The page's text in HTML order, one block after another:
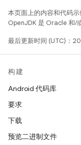
本页面上的内容和代码示
OpenJDK 是 Oracle 和/
最后更新时间 (UTC)：
构建
Android 代码库
要求
下载
预览二进制文件